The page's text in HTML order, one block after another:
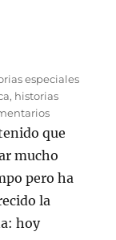
especiales
, historias
en
BENICIO
que
mucho
pero ha
la
hoy